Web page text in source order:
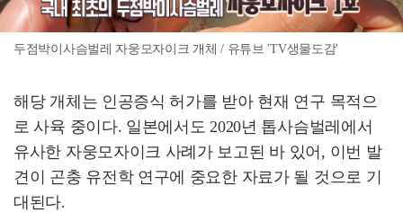
두점박이사슴벌레 자웅모자이크 개체 / 유튜브 'TV생물도감'
해당 개체는 인공증식 허가를 받아 현재 연구 목적으
로 사육 중이다. 일본에서도 2020년 톱사슴벌레에서
유사한 자웅모자이크 사례가 보고된 바 있어, 이번 발
견이 곤충 유전학 연구에 중요한 자료가 될 것으로 기
대된다.